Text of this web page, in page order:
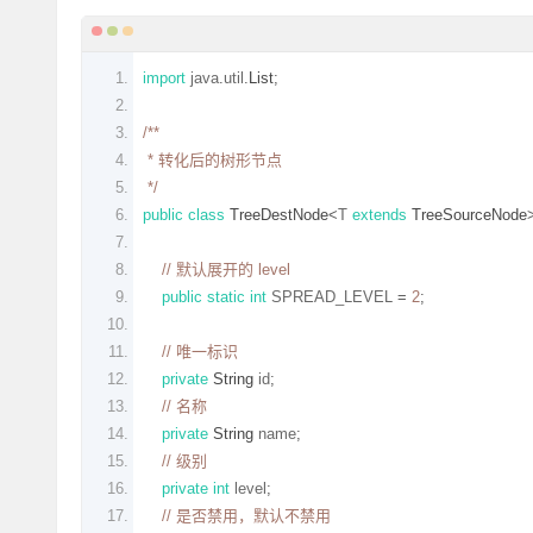
import java util List;
/**
* 转化后的树形节点
*/
public class TreeDestNode<T extends TreeSourceNode
// 默认展开的 level
public static int SPREAD_LEVEL = 2;
// 唯一标识
private String id;
// 名称
private String name;
// 级别
private int level ;
// 是否禁用，默认不禁用